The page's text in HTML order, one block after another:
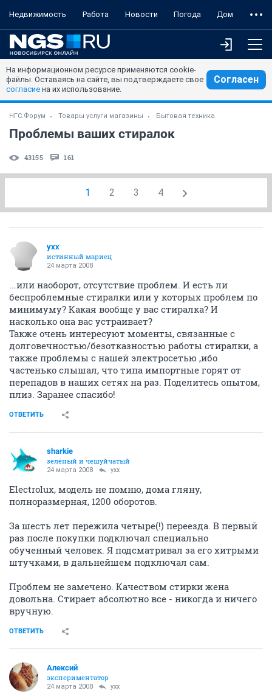
Недвижимость Работа Новости Погода Дом
На информационном ресурсе применяются cookie-
файлы. Оставаясь на сайте, вы подтверждаете свое
согласие на их использование.
Согласен
НГС.Форум Товары услуги магазины Бытовая техника
Проблемы ваших стиралок
43155 161
1 2 3 4
yxx
истинный мариец
24 марта 2008
...или наоборот, отсутствие проблем. И есть ли
беспроблемные стиралки или у которых проблем по
минимуму? Какая вообще у вас стиралка? И
насколько она вас устраивает?
Также очень интересуют моменты, связанные с
долговечностью/безотказностью работы стиралки, а
также проблемы с нашей электросетью ,ибо
частенько слышал, что типа импортные горят от
перепадов в наших сетях на раз. Поделитесь опытом,
плиз. Заранее спасибо!
ОТВЕТИТЬ
sharkie
зелёный и чешуйчатый
24 марта 2008 yxx
Electrolux, модель не помню, дома гляну,
полноразмерная, 1200 оборотов.
За шесть лет пережила четыре(!) переезда. В первый
раз после покупки подключал специально
обученный человек. Я подсматривал за его хитрыми
штучками, в дальнейшем подключал сам.
Проблем не замечено. Качеством стирки жена
довольна. Стирает абсолютно все - никогда и ничего
вручную.
ОТВЕТИТЬ
Алексий
экспериментатор
24 марта 2008 yxx